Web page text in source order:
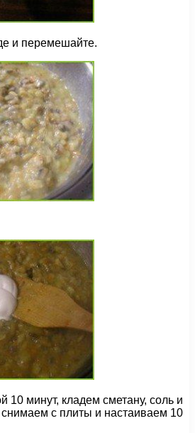
и перемешайте.
10 минут, кладем сметану, соль и
с плиты и настаиваем 10